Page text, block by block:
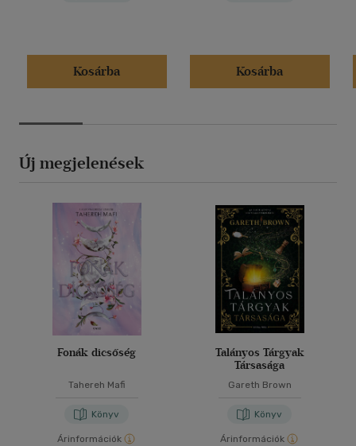
Kosárba Kosárba
Új megjelenések
Fonák dicsőség
Tahereh Mafi
Könyv
Árinformációk
Talányos Tárgyak
Társasága
Gareth Brown
Könyv
Árinformációk